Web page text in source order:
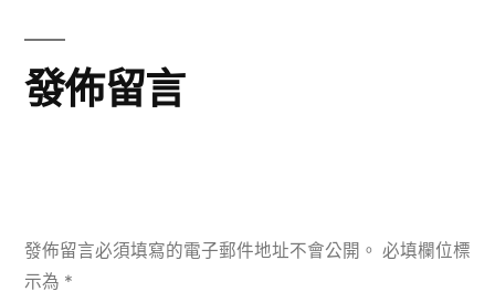
發佈留言
發佈留言必須填寫的電子郵件地址不會公開。 必填欄位標
示為 *